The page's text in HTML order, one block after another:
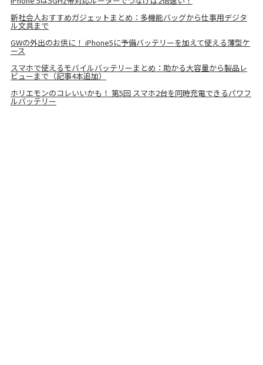
新社会人おすすめガジェットまとめ：多機能バッグから仕事用デジタ
ル文具まで
GWの外出のお供に！ iPhone5に予備バッテリーを加えて使える薄型ケ
ース
スマホで使えるモバイルバッテリーまとめ：助かる大容量から製品レ
ビューまで（記事4本追加）
ホリエモンのコレいいかも！ 第5回 スマホ2台を同時充電できるパワフ
ルバッテリー